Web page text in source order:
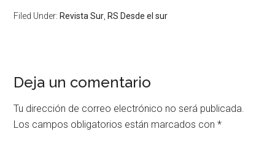
Filed Under: Revista Sur RS Desde el sur
Deja un comentario
Tu dirección de correo electrónico no será publicada.
Los campos obligatorios están marcados con*